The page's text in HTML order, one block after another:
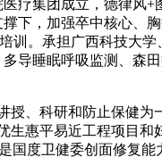
疗集团成立，德律风
下，加强卒中核心、
。承担广西科技大
导睡眠呼吸监测、森
科研和防止保健为
惠平易近工程项目
度卫健委创面修复